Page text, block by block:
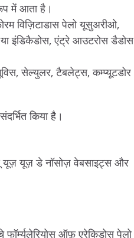
में आता है।
विज़िटाडास पेलो यूसुअरीओ,
या इंडिकैडोस, एंट्रे आउटरोस डैडोस
सेल्युलर, टैबलेट्स, कम्‍प्‍यूटडोर
किया है।
यूज़ यूज़ डे नॉसोज़ वेबसाइट्स और
ऑफ़ एरेकिडोस पेलो